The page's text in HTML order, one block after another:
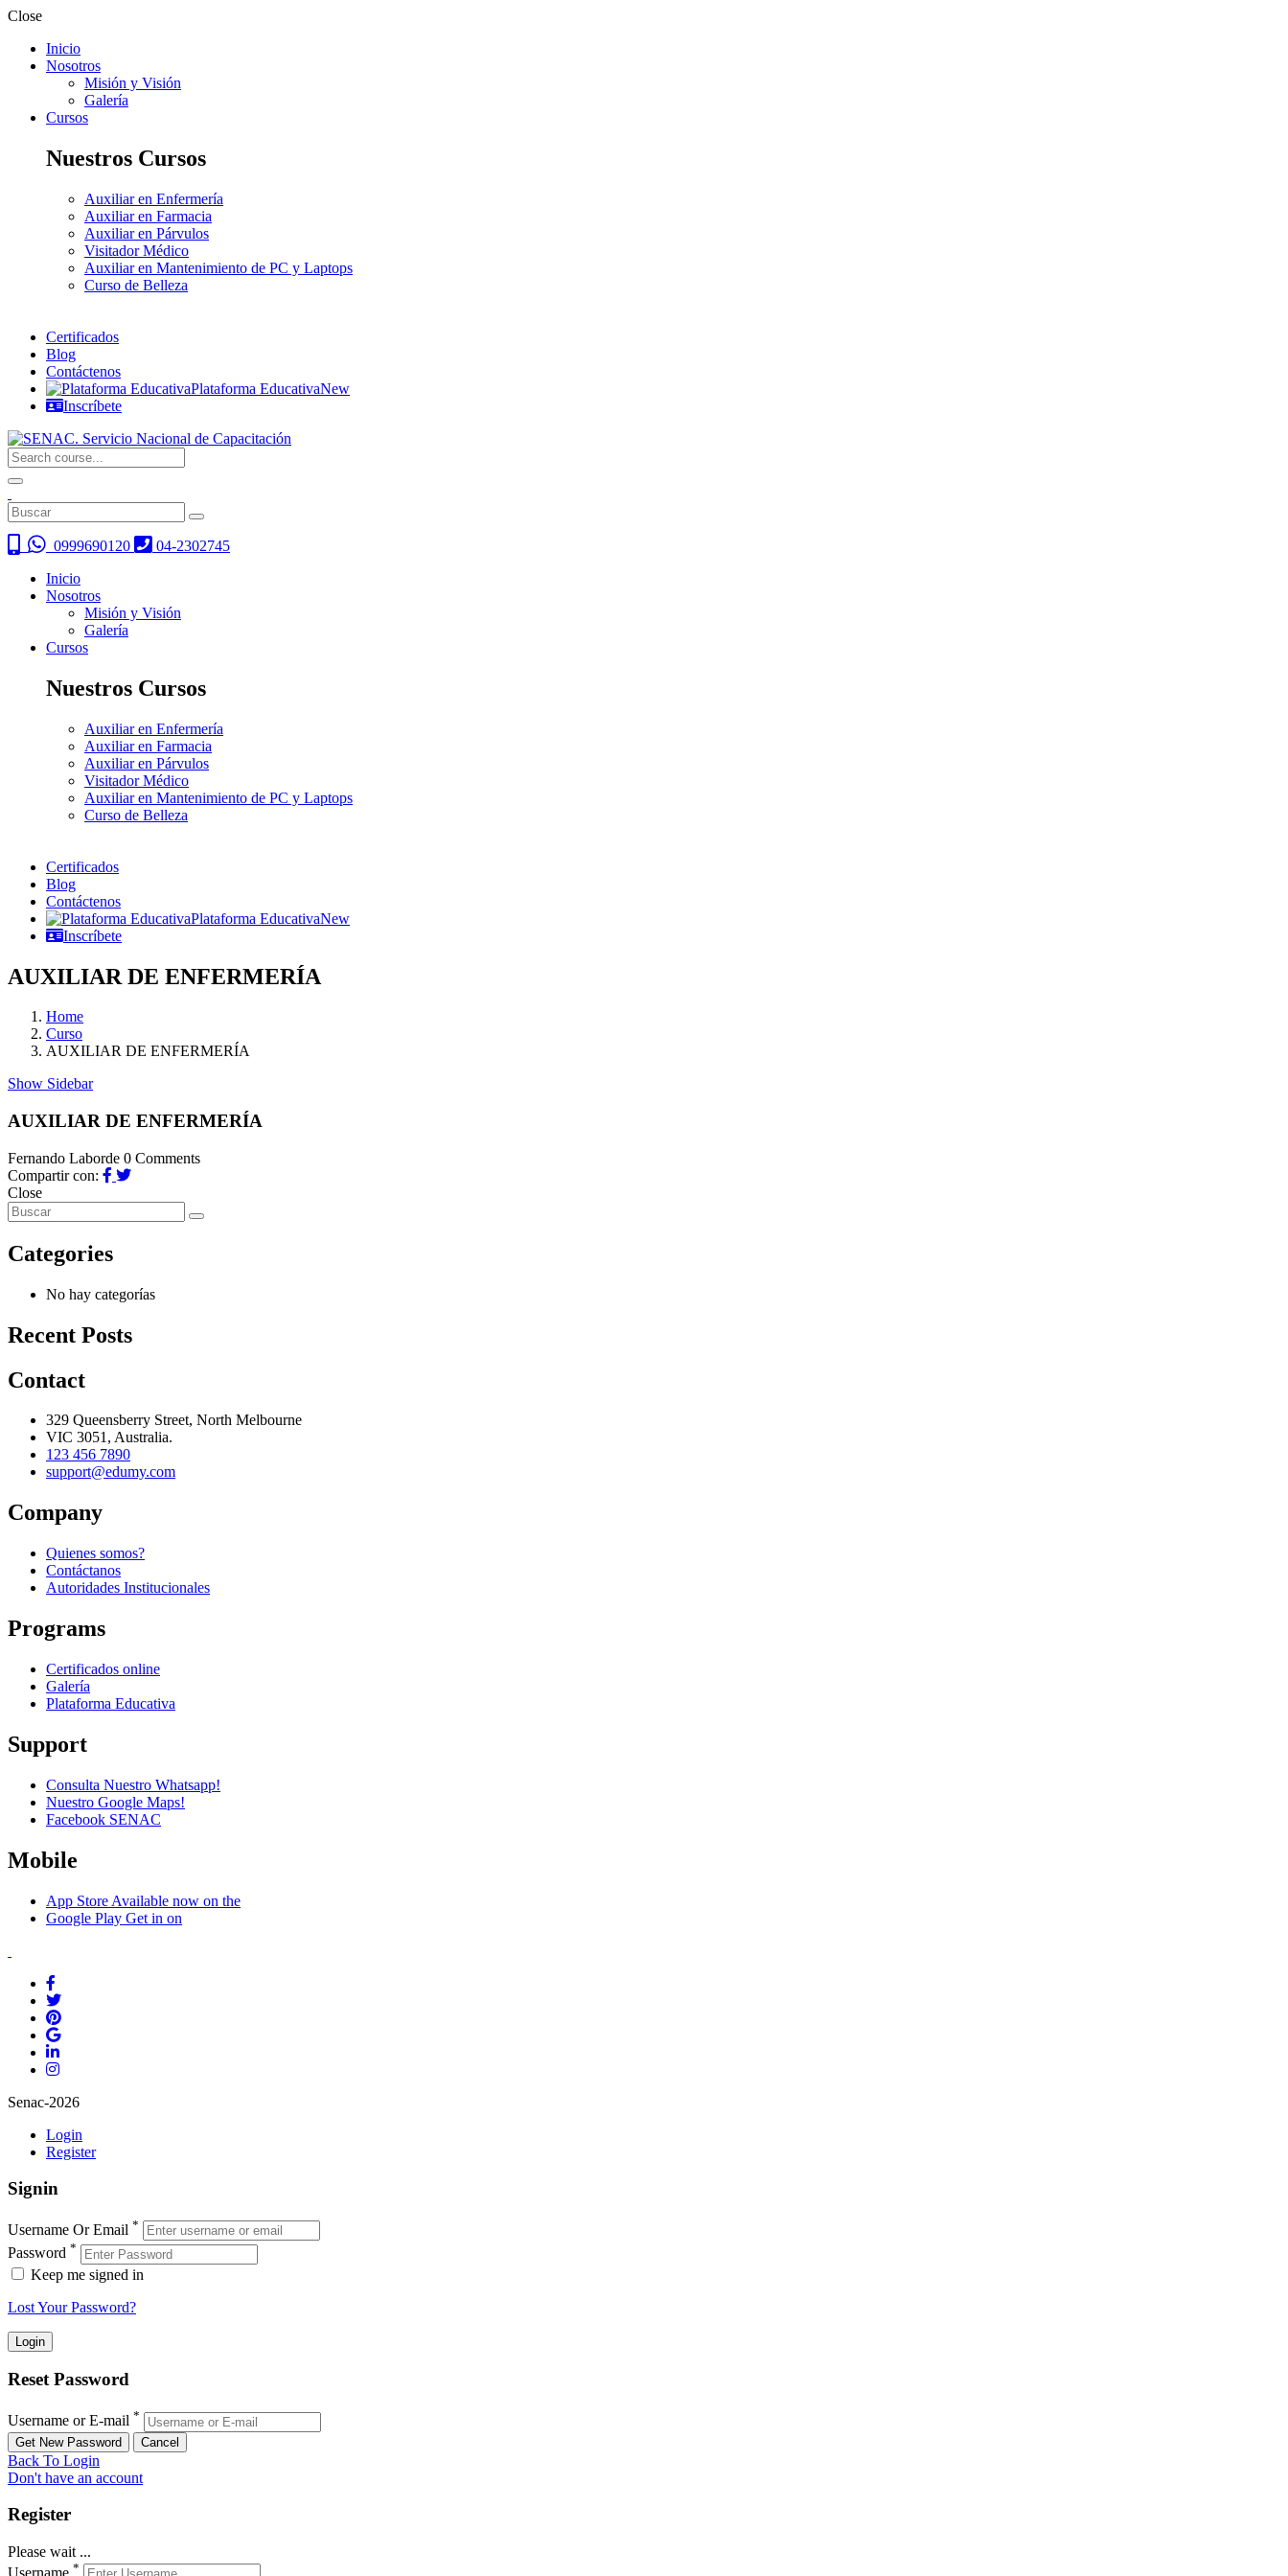
Close
Inicio
Nosotros
Misión y Visión
Galería
Cursos
Nuestros Cursos
Auxiliar en Enfermería
Auxiliar en Farmacia
Auxiliar en Párvulos
Visitador Médico
Auxiliar en Mantenimiento de PC y Laptops
Curso de Belleza
Certificados
Blog
Contáctenos
Plataforma EducativaNew
Inscríbete
0999690120
04-2302745
Inicio
Nosotros
Misión y Visión
Galería
Cursos
Nuestros Cursos
Auxiliar en Enfermería
Auxiliar en Farmacia
Auxiliar en Párvulos
Visitador Médico
Auxiliar en Mantenimiento de PC y Laptops
Curso de Belleza
Certificados
Blog
Contáctenos
Plataforma EducativaNew
Inscríbete
AUXILIAR DE ENFERMERÍA
Home
Curso
AUXILIAR DE ENFERMERÍA
Show Sidebar
AUXILIAR DE ENFERMERÍA
Fernando Laborde 0 Comments
Compartir con:
Close
Categories
No hay categorías
Recent Posts
Contact
329 Queensberry Street, North Melbourne
VIC 3051, Australia.
123 456 7890
support@edumy.com
Company
Quienes somos?
Contáctanos
Autoridades Institucionales
Programs
Certificados online
Galería
Plataforma Educativa
Support
Consulta Nuestro Whatsapp!
Nuestro Google Maps!
Facebook SENAC
Mobile
App Store Available now on the
Google Play Get in on
Senac-2026
Login
Register
Signin
Username Or Email *
Password *
Keep me signed in
Lost Your Password?
Reset Password
Username or E-mail *
Back To Login
Don't have an account
Register
Please wait ...
*